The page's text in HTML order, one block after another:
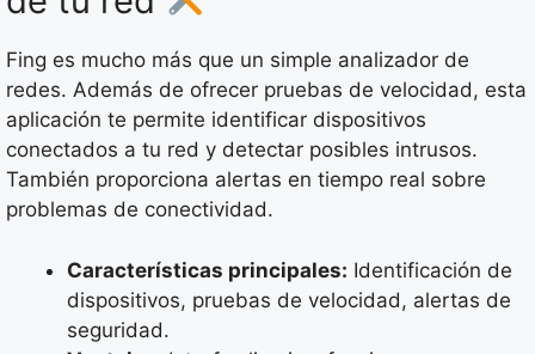
Fing es mucho más que un simple analizador de
redes. Además de ofrecer pruebas de velocidad, esta
aplicación te permite identificar dispositivos
conectados a tu red y detectar posibles intrusos.
También proporciona alertas en tiempo real sobre
problemas de conectividad.
Características principales: Identificación de
dispositivos, pruebas de velocidad, alertas de
seguridad.